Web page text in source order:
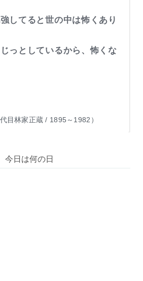
してると世の中は怖くあり
っとしているから、怖くな
目林家正蔵 / 1895～1982）
今日は何の日